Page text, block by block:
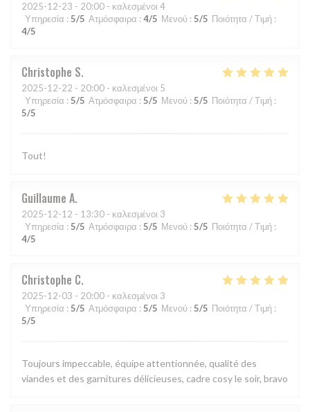
2025-12-23 - 20:00 - καλεσμένοι 4
Υπηρεσία : 5/5 Ατμόσφαιρα : 4/5 Μενού : 5/5 Ποιότητα / Τιμή :
4/5
Christophe S
2025-12-22 - 20:00 - καλεσμένοι 5
Υπηρεσία : 5/5 Ατμόσφαιρα : 5/5 Μενού : 5/5 Ποιότητα / Τιμή :
5/5
Tout!
Guillaume A
2025-12-12 - 13:30 - καλεσμένοι 3
Υπηρεσία : 5/5 Ατμόσφαιρα : 5/5 Μενού : 5/5 Ποιότητα / Τιμή :
4/5
Christophe C
2025-12-03 - 20:00 - καλεσμένοι 3
Υπηρεσία : 5/5 Ατμόσφαιρα : 5/5 Μενού : 5/5 Ποιότητα / Τιμή :
5/5
Toujours impeccable, équipe attentionnée, qualité des
viandes et des garnitures délicieuses, cadre cosy le soir, bravo